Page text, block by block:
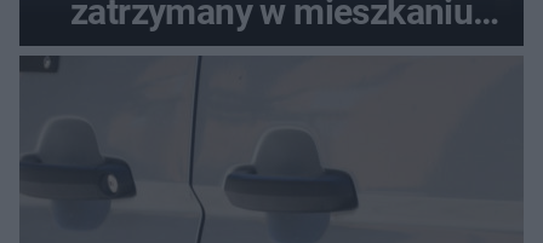
zatrzymany w mieszkaniu
seniora